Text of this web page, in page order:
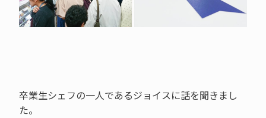
卒業生シェフの一人であるジョイスに話を聞きまし
た。